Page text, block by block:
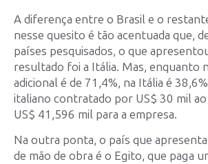
A diferença entre o Brasil e o
nesse quesito é tão acentuada que,
países pesquisados, o que
resultado foi a Itália. Mas, enquanto
adicional é de 71,4%, na Itália é
italiano contratado por US$ 30 mil
US$ 41,596 mil para a empresa.
Na outra ponta, o país que
de mão de obra é o Egito, que paga